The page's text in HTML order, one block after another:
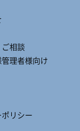
ご相談
理者様向け
リシー